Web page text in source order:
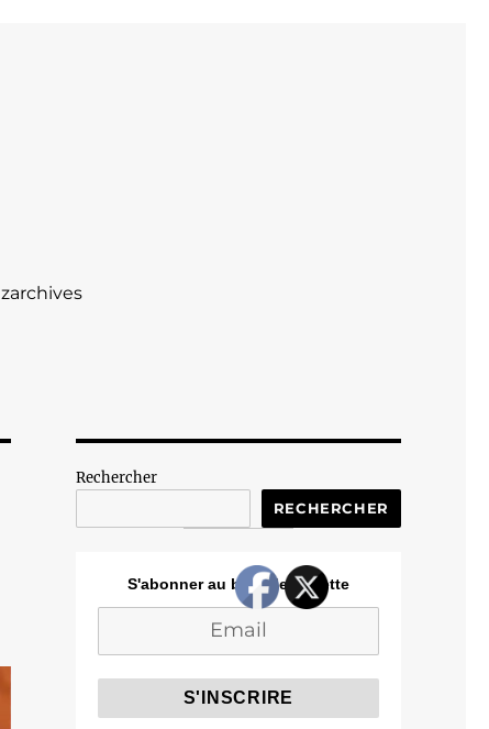
zarchives
Rechercher
RECHERCHER
S'abonner au blog de Cozette